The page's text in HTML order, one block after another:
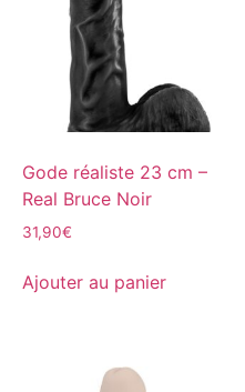
Gode réaliste 23 cm –
Real Bruce Noir
31,90€
Ajouter au panier